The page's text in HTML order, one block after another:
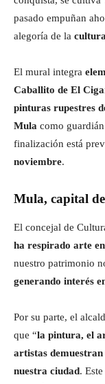
pasado empuñan
alegoría de la
El mural integra
Caballito de El
pinturas rupestres
Mula como
finalización está
noviembre.
Mula, capital
El concejal de
ha respirado arte
nuestro patrimonio
generando interés
Por su parte, el
que “la pintura, el
artistas
nuestra ciudad.